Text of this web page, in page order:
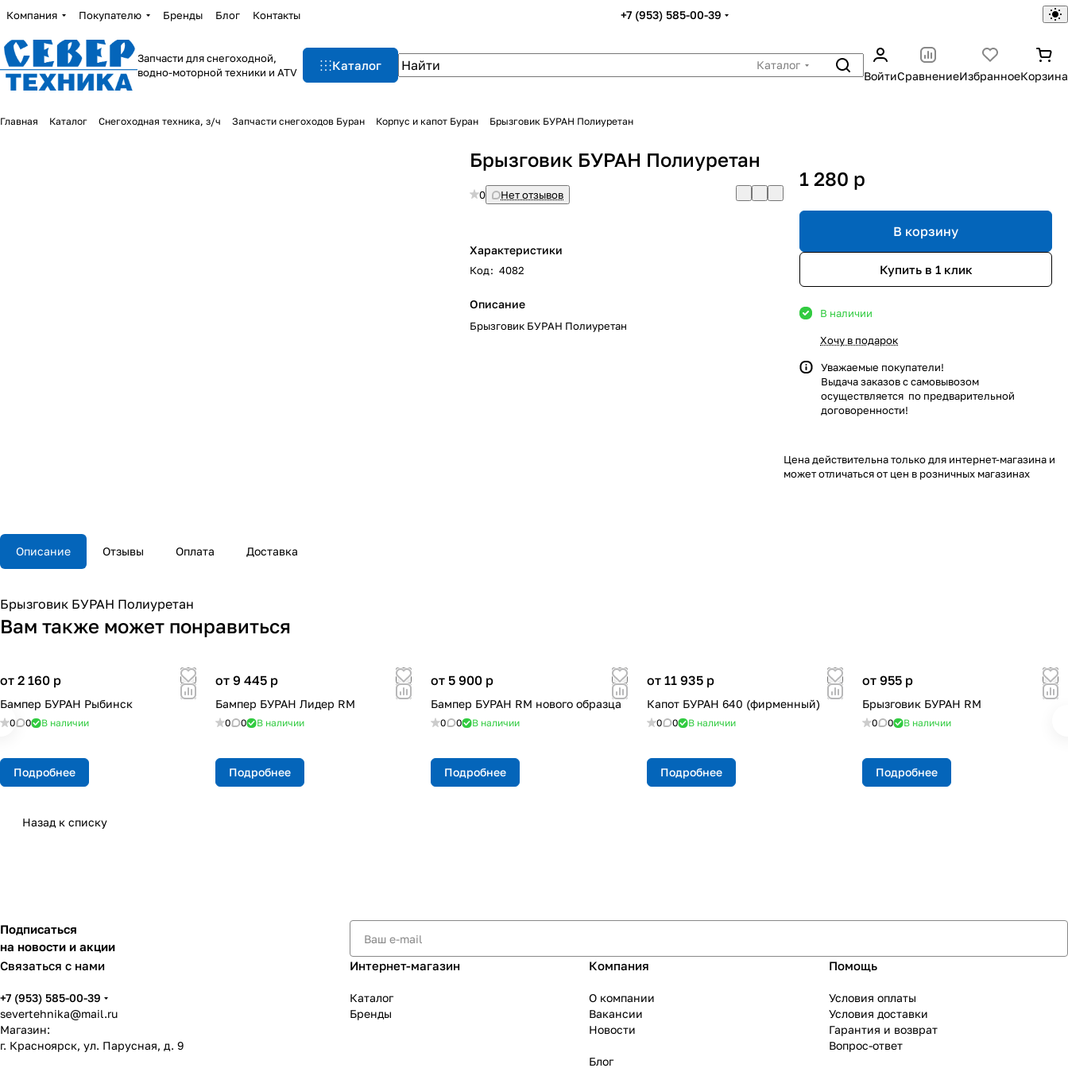
Компания Покупателю Бренды Блог Контакты +7 (953) 585-00-39
Запчасти для снегоходной,
водно-моторной техники и ATV
Каталог
Каталог
ВойтиСравнениеИзбранноеКорзина
Главная Каталог Снегоходная техника, з/ч Запчасти снегоходов Буран Корпус и капот Буран Брызговик БУРАН Полиуретан
Брызговик БУРАН Полиуретан
0 Нет отзывов
Характеристики
Код: 4082
Описание
Брызговик БУРАН Полиуретан
1 280 p
В корзину
Купить в 1 клик
В наличии
Хочу в подарок
Уважаемые покупатели!
Выдача заказов с самовывозом
осуществляется по предварительной
договоренности!
Цена действительна только для интернет-магазина и
может отличаться от цен в розничных магазинах
Описание Отзывы Оплата Доставка
Брызговик БУРАН Полиуретан
Вам также может понравиться
от 2 160 p
Бампер БУРАН Рыбинск
0 0 В наличии
Подробнее
от 9 445 p
Бампер БУРАН Лидер RM
0 0 В наличии
Подробнее
от 5 900 p
Бампер БУРАН RM нового образца
0 0 В наличии
Подробнее
от 11 935 p
Капот БУРАН 640 (фирменный)
0 0 В наличии
Подробнее
от 955 p
Брызговик БУРАН RM
0 0 В наличии
Подробнее
Назад к списку
Подписаться
на новости и акции
Связаться с нами
+7 (953) 585-00-39
severtehnika@mail.ru
Магазин:
г. Красноярск, ул. Парусная, д. 9
Интернет-магазин
Каталог
Бренды
Компания
О компании
Вакансии
Новости
Блог
Помощь
Условия оплаты
Условия доставки
Гарантия и возврат
Вопрос-ответ